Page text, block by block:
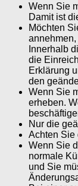
Wenn Sie
Damit ist
Möchten
Innerhalb
die
Erklärung
den
Wenn Sie
erheben.
Nur die
Achten Sie
Wenn Sie
normale
und Sie